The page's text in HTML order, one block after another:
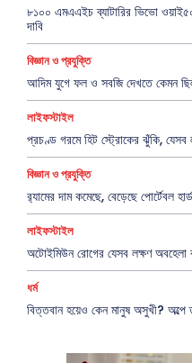
৮১০০ এমএএইচ ব্যাটারির ভিভো
দাবি
বিজ্ঞান ও প্রযুক্তি
আদিম যুগে ফল ও সবজি দেখতে কেমন
লাইফস্টাইল
প্রচণ্ড গরমে হিট স্ট্রোকের ঝুঁকি, যেসব
বিজ্ঞান ও প্রযুক্তি
র‍্যামের দাম কমেছে, বেড়েছে পোর্টেবল
লাইফস্টাইল
অটোইমিউন রোগের যেসব লক্ষণ অবহেলা
ধর্ম
বিত্তবান হয়েও কেন মানুষ অসুখী? অল্পে